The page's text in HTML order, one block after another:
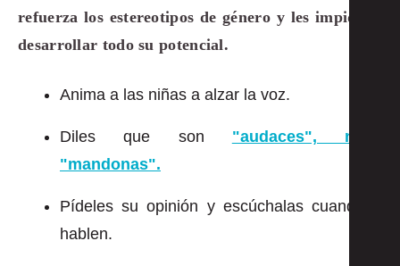
refuerza los estereotipos de género y les impide
desarrollar todo su potencial.
Anima a las niñas a alzar la voz.
Diles que son
"audaces", no
"mandonas".
Pídeles su opinión y escúchalas cuando
hablen.